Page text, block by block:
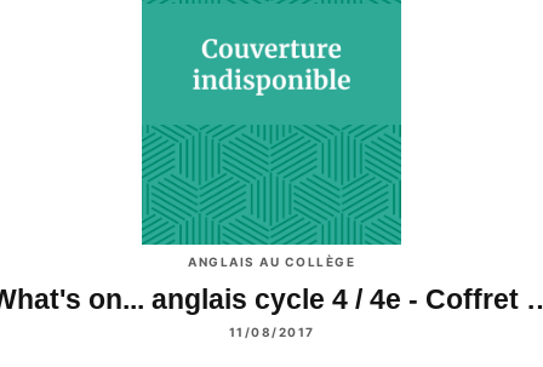
ANGLAIS AU COLLÈGE
on... anglais cycle 4 / 4e - Coffret
11/08/2017